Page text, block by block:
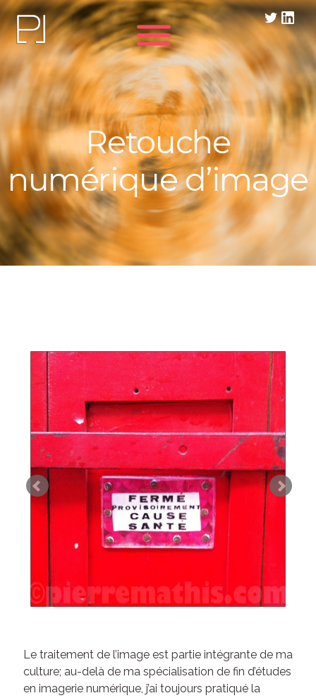
Retouche
numérique d’image
Le traitement de l’image est partie intégrante de ma
culture; au-delà de ma spécialisation de fin d’études
en imagerie numérique, j’ai toujours pratiqué la
Panneau de gestion des cookies